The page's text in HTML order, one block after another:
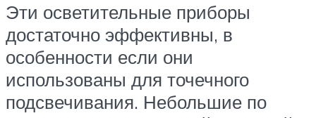
Эти осветительные приборы
достаточно эффективны, в
особенности если они
использованы для точечного
подсвечивания. Небольшие по